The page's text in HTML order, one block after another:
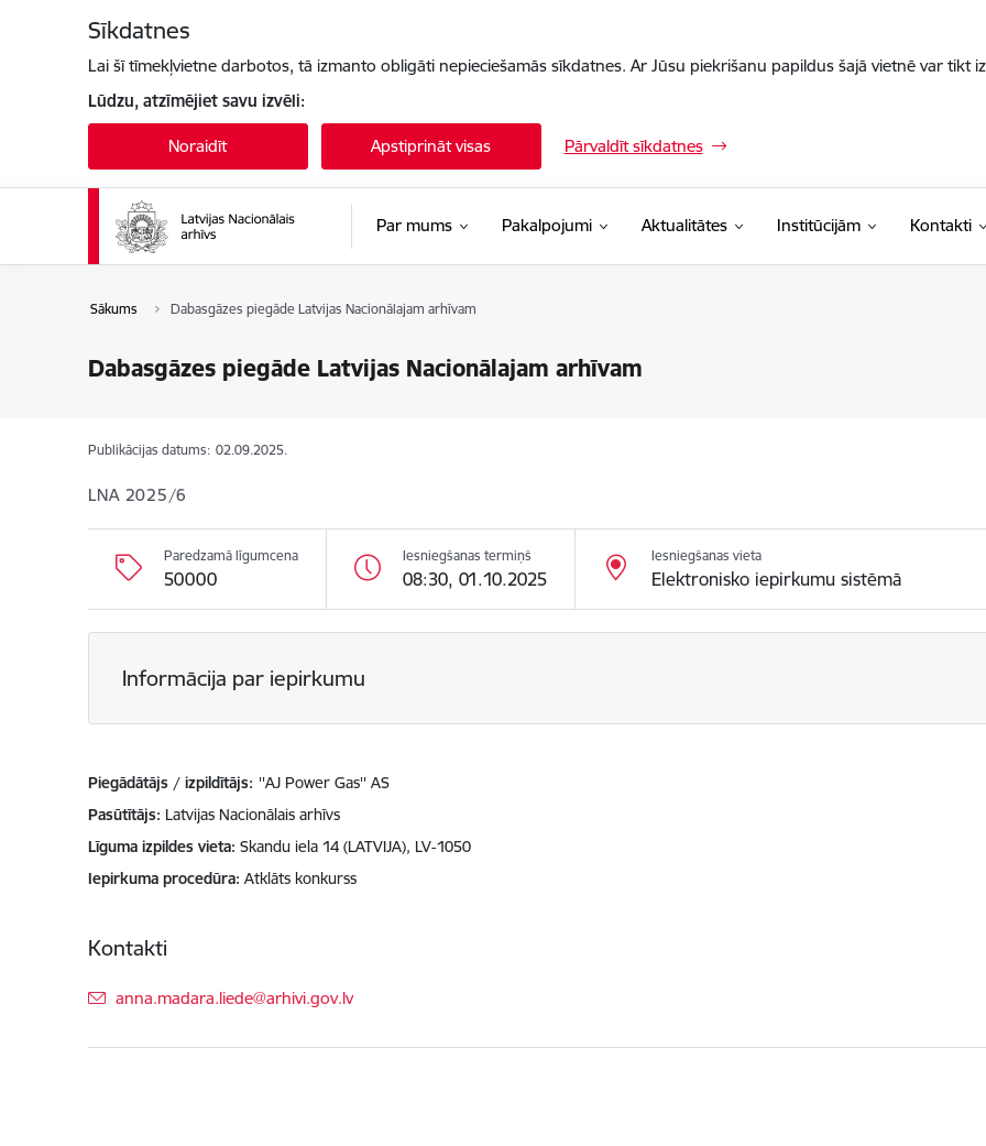
Sīkdatnes
Lai šī tīmekļvietne darbotos, tā izmanto obligāti nepieciešamās sīkdatnes. Ar Jūsu piekrišanu papildus šajā vietnē var tikt
Lūdzu, atzīmējiet savu izvēli:
Noraidīt Apstiprināt visas Pārvaldīt sīkdatnes
Par mums Pakalpojumi Aktualitātes Institūcijām Kontakti
Sākums Dabasgāzes piegāde Latvijas Nacionālajam arhīvam
Dabasgāzes piegāde Latvijas Nacionālajam arhīvam
Publikācijas datums: 02.09.2025.
LNA 2025/6
Paredzamā līgumcena
50000
Iesniegšanas termiņš
08:30, 01.10.2025
Iesniegšanas vieta
Elektronisko iepirkumu sistēmā
Informācija par iepirkumu
Piegādātājs / izpildītājs: ''AJ Power Gas'' AS
Pasūtītājs Latvijas Nacionālais arhīvs
Līguma izpildes vieta Skandu iela 14 (LATVIJA), LV-1050
Iepirkuma procedūra Atklāts konkurss
Kontakti
E-pasts:
anna.madara.liede@arhivi.gov.lv